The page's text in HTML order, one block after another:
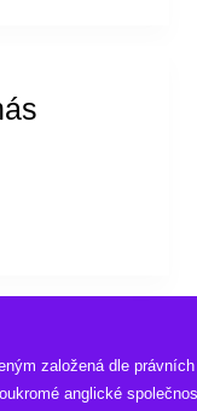
založená dle
anglické